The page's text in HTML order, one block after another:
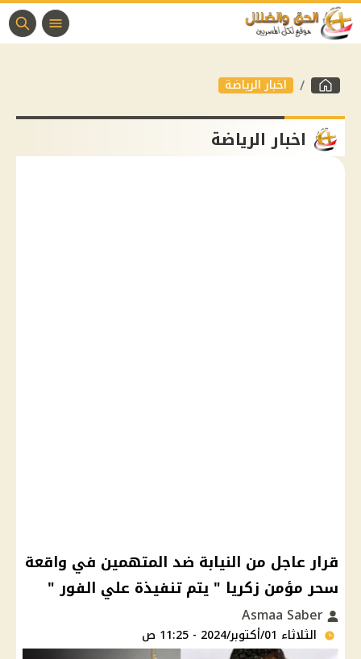
اخبار الرياضة
اخبار الرياضة
قرار عاجل من النيابة ضد المتهمين في واقعة
سحر مؤمن زكريا " يتم تنفيذة علي الفور "
الثلاثاء 01/أكتوبر/2024 - 11:25 ص